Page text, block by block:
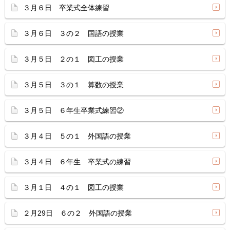
３月６日 卒業式全体練習
３月６日 ３の２ 国語の授業
３月５日 ２の１ 図工の授業
３月５日 ３の１ 算数の授業
３月５日 ６年生卒業式練習②
３月４日 ５の１ 外国語の授業
３月４日 ６年生 卒業式の練習
３月１日 ４の１ 図工の授業
２月29日 ６の２ 外国語の授業